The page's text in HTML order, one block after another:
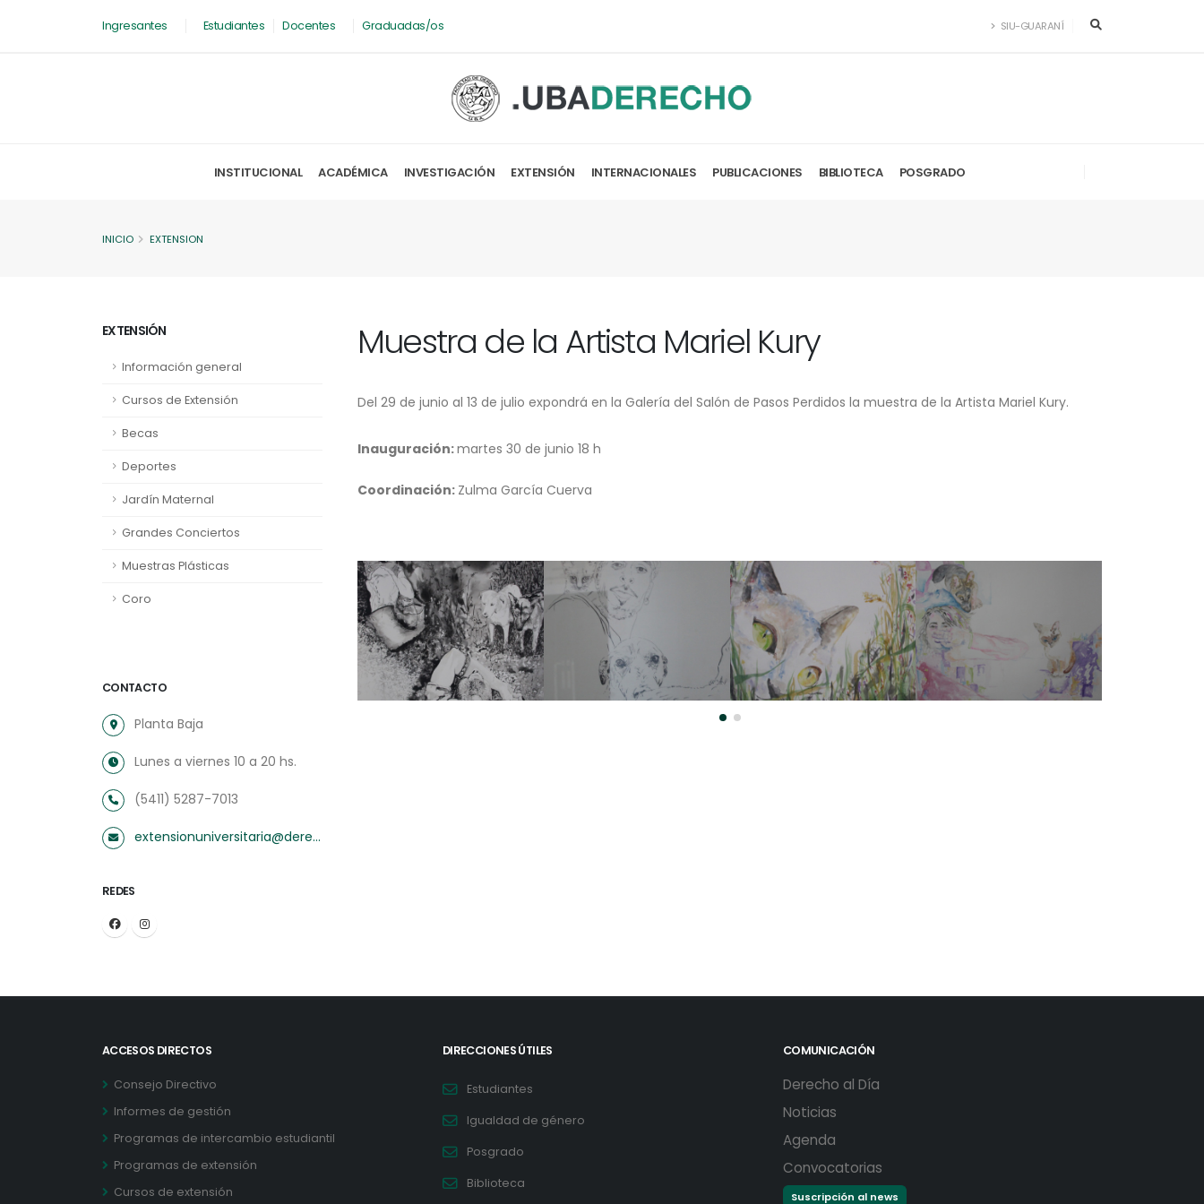
Ingresantes Estudiantes Docentes Graduadas/os SIU-GUARANÍ
INSTITUCIONAL ACADÉMICA INVESTIGACIÓN EXTENSIÓN INTERNACIONALES PUBLICACIONES BIBLIOTECA POSGRADO
INICIO EXTENSION
EXTENSIÓN
Información general
Cursos de Extensión
Becas
Deportes
Jardín Maternal
Grandes Conciertos
Muestras Plásticas
Coro
CONTACTO
Planta Baja
Lunes a viernes 10 a 20 hs.
(5411) 5287-7013
extensionuniversitaria@derecho.uba.ar
REDES
Muestra de la Artista Mariel Kury
Del 29 de junio al 13 de julio expondrá en la Galería del Salón de Pasos Perdidos la muestra de la Artista Mariel Kury.
Inauguración:martes 30 de junio 18 h
Coordinación: Zulma García Cuerva
ACCESOS DIRECTOS
Consejo Directivo
Informes de gestión
Programas de intercambio estudiantil
Programas de extensión
Cursos de extensión
DIRECCIONES ÚTILES
Estudiantes
Igualdad de género
Posgrado
Biblioteca
COMUNICACIÓN
Derecho al Día
Noticias
Agenda
Convocatorias
Suscripción al news